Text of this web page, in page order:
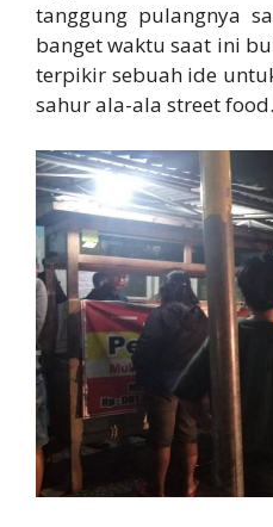
tanggung pulangnya
banget waktu saat ini
terpikir sebuah ide
sahur ala-ala street food.